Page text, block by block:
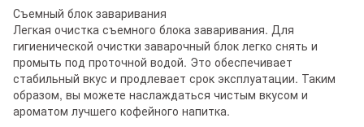
Съемный блок заваривания
Легкая очистка съемного блока заваривания. Для
гигиенической очистки заварочный блок легко снять и
промыть под проточной водой. Это обеспечивает
стабильный вкус и продлевает срок эксплуатации. Таким
образом, вы можете наслаждаться чистым вкусом и
ароматом лучшего кофейного напитка.